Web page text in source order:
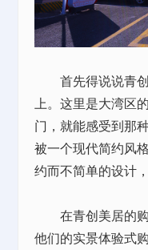
首先得说说青创
上。这里是大湾区
门，就能感受到那
被一个现代简约风
约而不简单的设计
在青创美居的购
他们的实景体验式